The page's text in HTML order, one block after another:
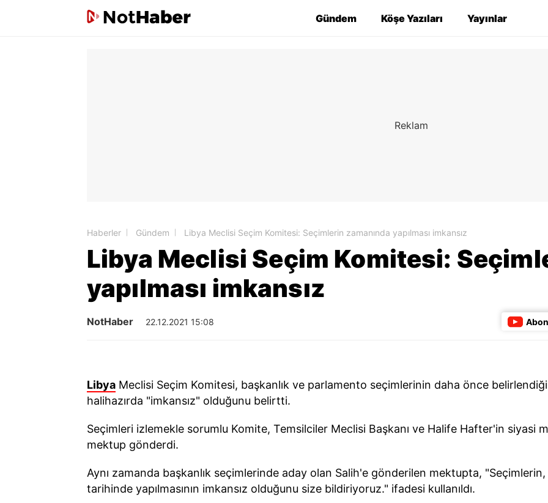
Gündem Köşe Yazıları Yayınlar
Haberler Gündem Libya Meclisi Seçim Komitesi: Seçimlerin zamanında yapılması imkansız
Libya Meclisi Seçim Komitesi:
yapılması imkansız
NotHaber 22.12.2021 15:08
Libya Meclisi Seçim Komitesi, başkanlık ve parlamento seçimlerinin daha önce belirlendiği
halihazırda "imkansız" olduğunu belirtti.
Seçimleri izlemekle sorumlu Komite, Temsilciler Meclisi Başkanı ve Halife Hafter'in siyasi
mektup gönderdi.
Aynı zamanda başkanlık seçimlerinde aday olan Salih'e gönderilen mektupta,
tarihinde yapılmasının imkansız olduğunu size bildiriyoruz." ifadesi kullanıldı.